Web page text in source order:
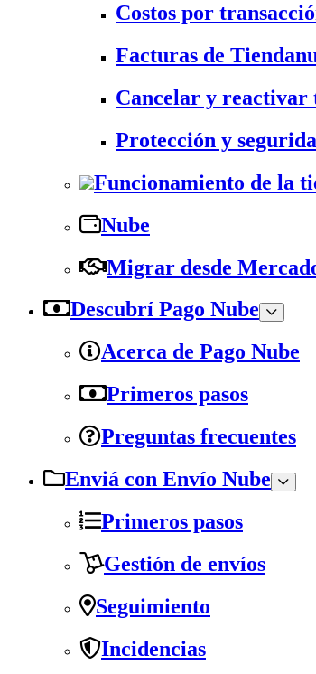
Costos por
Facturas de
Cancelar y reactivar
Protección y
Funcionamiento de la
Nube
Migrar desde
Descubrí Pago Nube
Acerca de Pago Nube
Primeros pasos
Preguntas frecuentes
Enviá con Envío Nube
Primeros pasos
Gestión de envíos
Seguimiento
Incidencias